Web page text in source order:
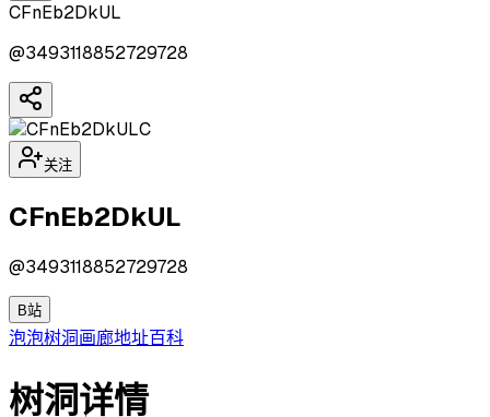
CFnEb2DkUL
@3493118852729728
C
关注
CFnEb2DkUL
@3493118852729728
B站
泡泡树洞画廊地址百科
树洞详情